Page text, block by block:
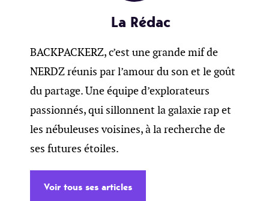
La Rédac
BACKPACKERZ, c’est une grande mif de
NERDZ réunis par l’amour du son et le goût
du partage. Une équipe d’explorateurs
passionnés, qui sillonnent la galaxie rap et
les nébuleuses voisines, à la recherche de
ses futures étoiles.
Voir tous ses articles